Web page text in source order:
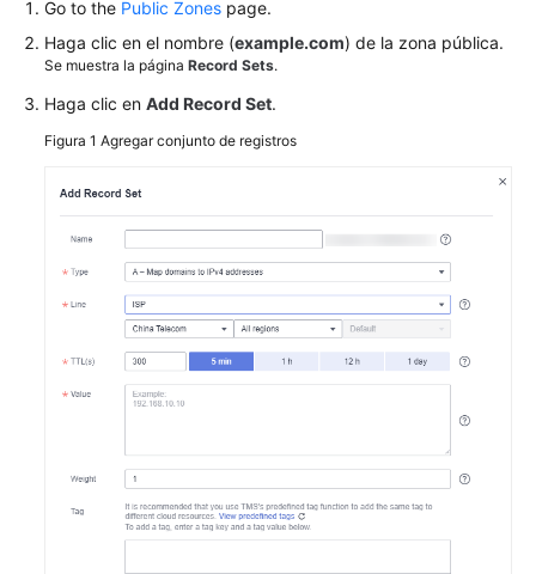
inglés.
What's
More
Glossary
Go to the Public Zones page.
Haga clic en el nombre (example.com) de la zona pública.
Se muestra la página Record Sets.
Haga clic en Add Record Set.
Figura 1 Agregar conjunto de registros